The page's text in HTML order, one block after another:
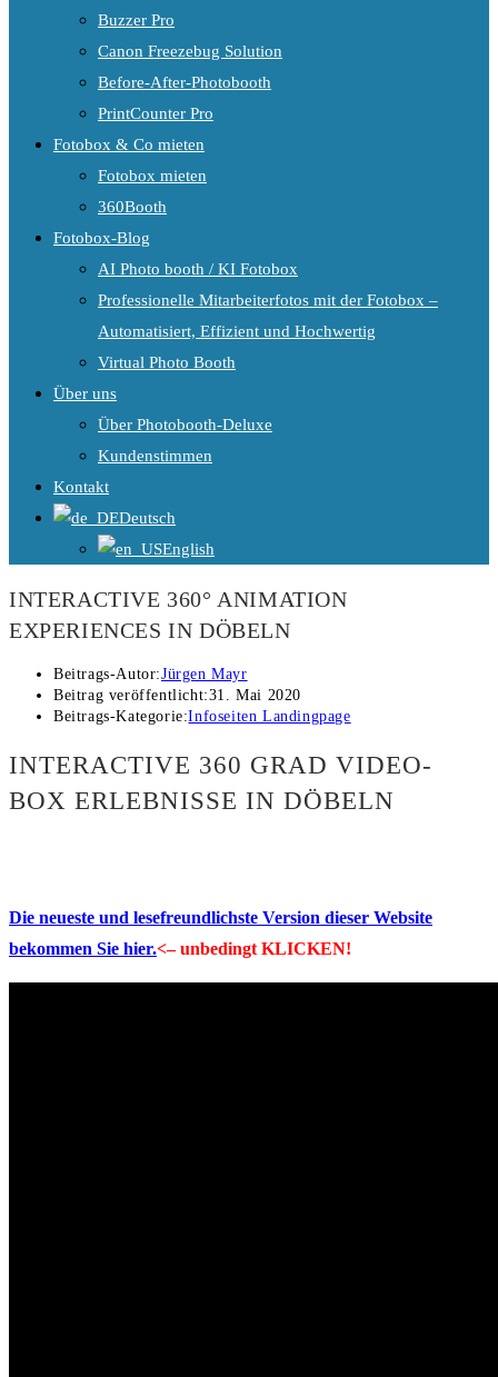
Buzzer Pro
Canon Freezebug Solution
Before-After-Photobooth
PrintCounter Pro
Fotobox & Co mieten
Fotobox mieten
360Booth
Fotobox-Blog
AI Photo booth / KI Fotobox
Professionelle Mitarbeiterfotos mit der Fotobox –
Automatisiert, Effizient und Hochwertig
Virtual Photo Booth
Über uns
Über Photobooth-Deluxe
Kundenstimmen
Kontakt
Deutsch
English
INTERACTIVE 360° ANIMATION
EXPERIENCES IN DÖBELN
Beitrags-Autor:Jürgen Mayr
Beitrag veröffentlicht:31. Mai 2020
Beitrags-Kategorie:Infoseiten Landingpage
INTERACTIVE 360 GRAD VIDEO-
BOX ERLEBNISSE IN DÖBELN
Die neueste und lesefreundlichste Version dieser Website
bekommen Sie hier.<– unbedingt KLICKEN!